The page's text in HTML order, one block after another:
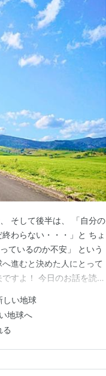
そして後半は、 「自分の
わらない・・・」と ちょ
ているのか不安」 という
進むと決めた人にとって
すよ！ 今日のお話を読ん
、 お正月がもうずっと前
しい地球
地球へ